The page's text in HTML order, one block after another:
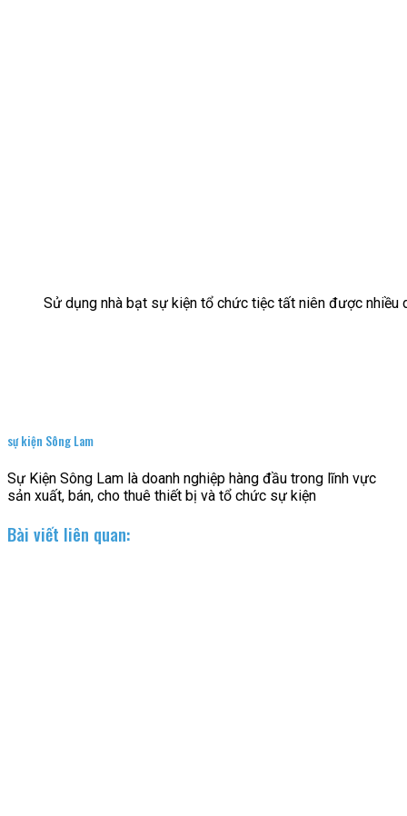
Sử dụng nhà bạt sự kiện tổ chức tiệc tất niên được nhiều
sự kiện Sông Lam
Sự Kiện Sông Lam là doanh nghiệp hàng đầu trong lĩnh vực
sản xuất, bán, cho thuê thiết bị và tổ chức sự kiện
Bài viết liên quan: